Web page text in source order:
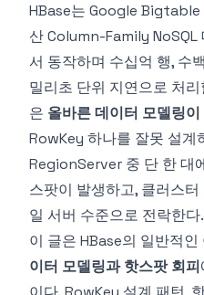
HBase는 Google Bigtable
산 Column-Family NoSQL
서 동작하며 수십억 행, 수
밀리초 단위 지연으로 처
은 올바른 데이터 모델링이
RowKey 하나를 잘못 설계
RegionServer 중 단 한 대
스팟이 발생하고, 클러스
일 서버 수준으로 전락한다.
이 글은 HBase의 일반적
이터 모델링과 핫스팟 회피